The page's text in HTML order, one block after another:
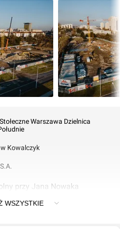
Warszawa Dzielnica
Kowalczyk
przy Jana Nowaka
WSZYSTKIE